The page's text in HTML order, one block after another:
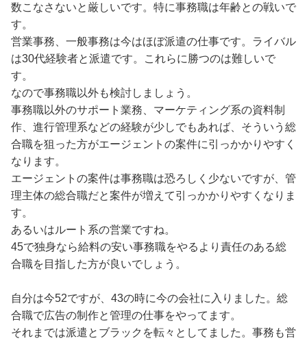
来月まで就活頑張ってみて、ダメなら単発バイトか派遣を
するつもりです。
頑張ればいつか正社員への採用は報われるものなのでしょ
うか？
数こなさないと厳しいです。特に事務職は年齢との戦いで
す。
営業事務、一般事務は今はほぼ派遣の仕事です。ライバル
は30代経験者と派遣です。これらに勝つのは難しいで
す。
なので事務職以外も検討しましょう。
事務職以外のサポート業務、マーケティング系の資料制
作、進行管理系などの経験が少しでもあれば、そういう総
合職を狙った方がエージェントの案件に引っかかりやすく
なります。
エージェントの案件は事務職は恐ろしく少ないですが、管
理主体の総合職だと案件が増えて引っかかりやすくなりま
す。
あるいはルート系の営業ですね。
45で独身なら給料の安い事務職をやるより責任のある総
合職を目指した方が良いでしょう。
自分は今52ですが、43の時に今の会社に入りました。総
合職で広告の制作と管理の仕事をやってます。
それまでは派遣とブラックを転々としてました。事務も営